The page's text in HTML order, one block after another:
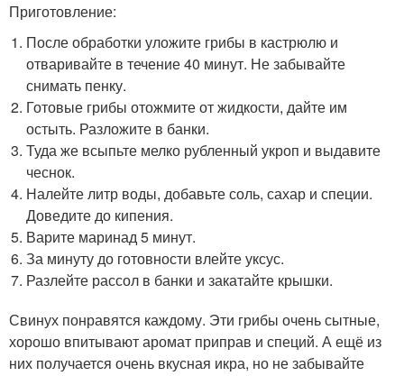
Приготовление:
После обработки уложите грибы в кастрюлю и
отваривайте в течение 40 минут. Не забывайте
снимать пенку.
Готовые грибы отожмите от жидкости, дайте им
остыть. Разложите в банки.
Туда же всыпьте мелко рубленный укроп и выдавите
чеснок.
Налейте литр воды, добавьте соль, сахар и специи.
Доведите до кипения.
Варите маринад 5 минут.
За минуту до готовности влейте уксус.
Разлейте рассол в банки и закатайте крышки.
Свинух понравятся каждому. Эти грибы очень сытные,
хорошо впитывают аромат приправ и специй. А ещё из
них получается очень вкусная икра, но не забывайте